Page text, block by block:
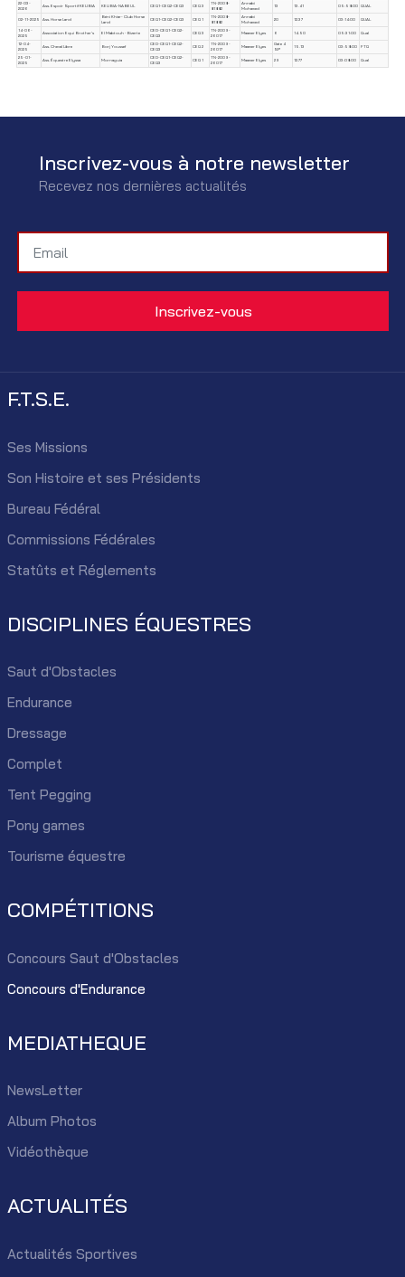
22-03-
2026
Ass. Espoir Sportif KELIBIA KELIBIA-NABEUL CEQ1-CEQ2-CEQ3 CEQ 3
TN-2008-
81882
Annabi
Mohamed
13 13.41 05:58:00 QUAL
02-11-2025 Ass. Horse Land
Béni Khiar- Club Horse
Land
CEQ1-CEQ2-CEQ3 CEQ 1
TN-2008-
81882
Annabi
Mohamed
20 12.37 03:14:00 QUAL
14-06-
2025
Association Equi Brother's El Mabtouh -Bizerte
CED-CEQ1-CEQ2-
CEQ3
CEQ 3
TN-2009-
26017
Maamer Elyes 6 14.50 05:31:00 Qual
12-04-
2025
Ass. Cheval Libre Borj Youssef
CED-CEQ1-CEQ2-
CEQ3
CEQ 2
TN-2009-
26017
Maamer Elyes
Gate 4
SP
15.13 03:58:00 FTQ
25-01-
2025
Ass. Équestre Elyssa Mornaguia
CED-CEQ1-CEQ2-
CEQ3
CEQ 1
TN-2009-
26017
Maamer Elyes 29 12.77 03:08:00 Qual
Inscrivez-vous à notre newsletter
Recevez nos dernières actualités
F.T.S.E.
Ses Missions
Son Histoire et ses Présidents
Bureau Fédéral
Commissions Fédérales
Statûts et Réglements
DISCIPLINES ÉQUESTRES
Saut d'Obstacles
Endurance
Dressage
Complet
Tent Pegging
Pony games
Tourisme équestre
COMPÉTITIONS
Concours Saut d'Obstacles
Concours d'Endurance
MEDIATHEQUE
NewsLetter
Album Photos
Vidéothèque
ACTUALITÉS
Actualités Sportives